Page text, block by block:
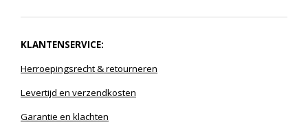
KLANTENSERVICE:
Herroepingsrecht& retourneren
Levertijd en verzendkosten
Garantie en klachten